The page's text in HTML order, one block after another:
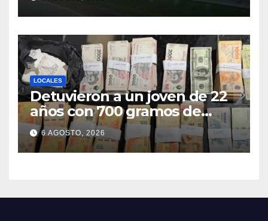
LOCALES
Detuvieron a un joven de 22
años con 700 gramos de
cocaína
6 AGOSTO, 2026